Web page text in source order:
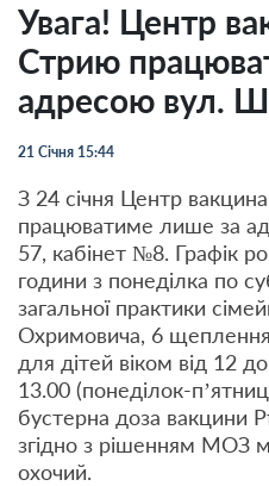
Увага! Центр
Стрию
адресою вул.
21 Січня 15:44
З 24 січня Центр
працюватиме лише за
57, кабінет №8. Графік
години з понеділка по
загальної практики
Охримовича, 6
для дітей віком від 12
13.00 (понеділок-
бустерна доза вакцини
згідно з рішенням МОЗ
охочий.